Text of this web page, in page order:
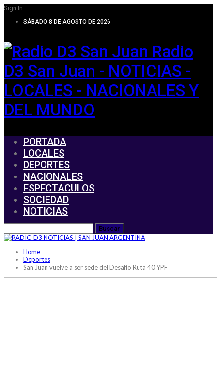
Sign In
SÁBADO 8 DE AGOSTO DE 2026
Radio
D3 San Juan - NOTICIAS -
LOCALES - NACIONALES Y
DEL MUNDO
PORTADA
LOCALES
DEPORTES
NACIONALES
ESPECTACULOS
SOCIEDAD
NOTICIAS
Home
Deportes
San Juan vuelve a ser sede del Desafío Ruta 40 YPF